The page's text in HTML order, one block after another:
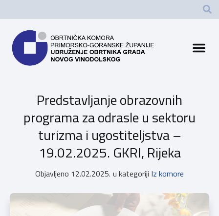
Predstavljanje obrazovnih
programa za odrasle u sektoru
turizma i ugostiteljstva –
19.02.2025. GKRI, Rijeka
Objavljeno 12.02.2025. u kategoriji Iz komore